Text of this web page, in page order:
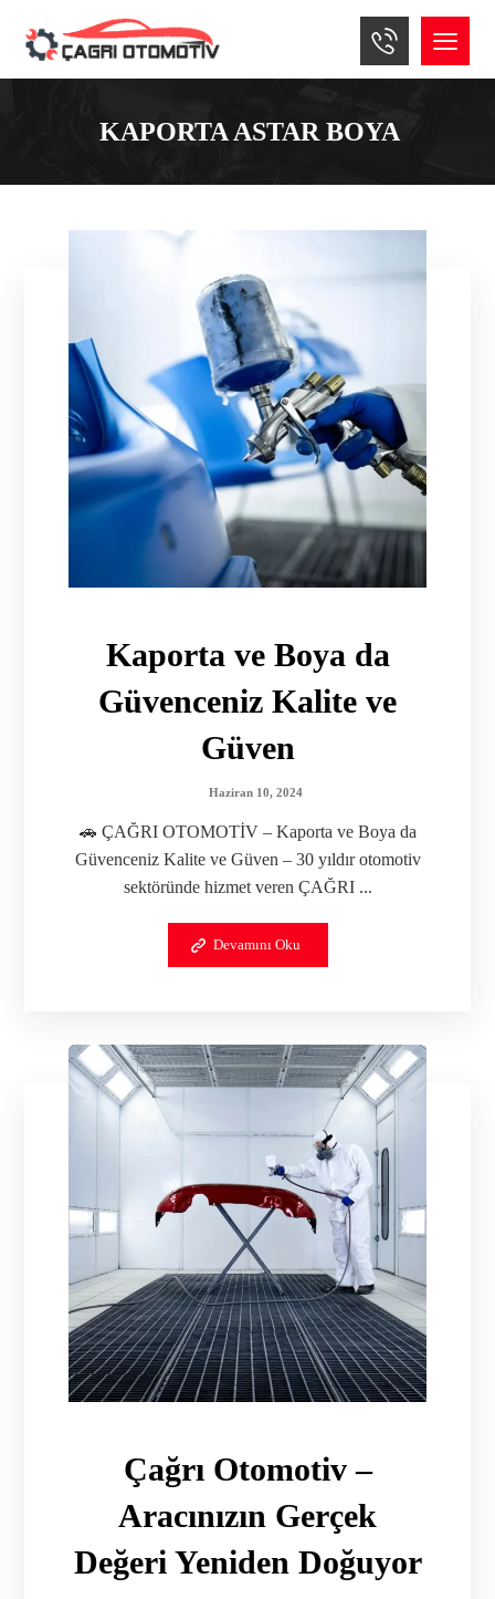
KAPORTA ASTAR BOYA
Kaporta ve Boya da
Güvenceniz Kalite ve
Güven
Haziran 10, 2024
🚗 ÇAĞRI OTOMOTİV – Kaporta ve Boya da
Güvenceniz Kalite ve Güven – 30 yıldır otomotiv
sektöründe hizmet veren ÇAĞRI ...
Devamını Oku
Çağrı Otomotiv –
Aracınızın Gerçek
Değeri Yeniden Doğuyor